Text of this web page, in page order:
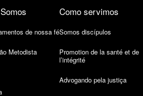
de nossa fé
Metodista
Como servimos
Somos discípulos
Promotion de la santé et de
l’intégrité
Advogando pela justiça